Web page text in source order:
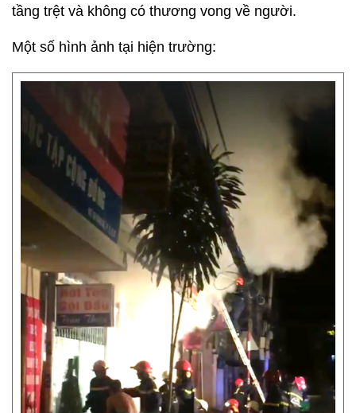
tầng trệt và không có thương vong về người.
Một số hình ảnh tại hiện trường: